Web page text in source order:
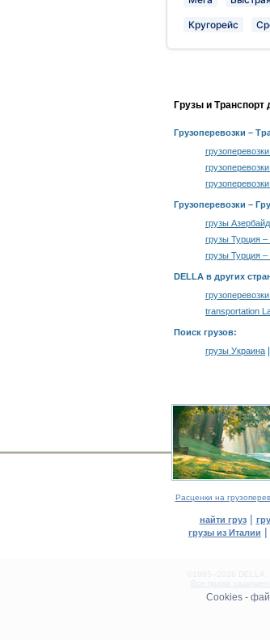
Cookies -
Кругорейс
Грузы и Транспорт
Грузоперевозки –
Грузоперевозки –
грузы
грузы Турция –
грузы Турция
DELLA в других
transportation
Поиск грузов:
грузы Украина
Расценки на
найти груз|
грузы из Италии |
©1995–2026
Все права